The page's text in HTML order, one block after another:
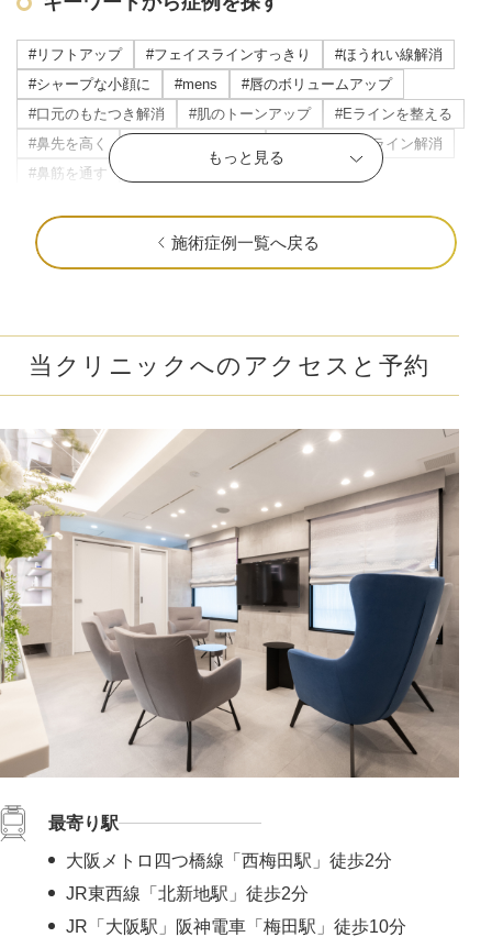
#リフトアップ #フェイスラインすっきり
#ほうれい線解消
#シャープな小顔に
#mens
#唇のボリュームアップ
#口元のもたつき解消
#肌のトーンアップ
#Eラインを整える
#鼻先を高く
#マリオネットライン解消
#鼻筋を通す
#ニキビ・ニキビ跡改善
#立体感のあるお顔に
#おでこを丸く
#顎を前に出す
#輪郭の凹凸を解消
#毛穴解消
#下膨れ解消
#忘れ鼻に
#お顔の引き締め
#シワの固定化を予防
#ハリ・ツヤ
#唇の縦ジワ解消
#人中短縮
#鼻を高く
#肝斑解消
#自然な二重幅 #梅干しジワ解消
#くすみ改善
#シミ解消
#表情ジワ解消 #鼻柱を下げる
#鼻先を細く
#肌の赤みを解消
#皮脂トラブル改善
#凹凸のないなめらかな肌に
#肌ツヤアップ #美白
#鼻唇角
#優しい目元
#ぷっくり涙袋
#四角い輪郭をすっきり
#頬コケをふっくら
#おでこのシワ解消
#鼻先の丸み解消
#おでこの横ジワ解消
#他の施術と併用可
#肌の鎮静
#くっきりした目元
#ニキビ跡改善
#笑いジワ解消
#目の距離を近づける
#蒙古襞解消
#目力アップ
#二重ラインをくっきり
#おじぎ鼻改善
#色素沈着改善
#ニキビ改善 #赤ら顔を解消
#酒さ改善
#首のたるみ解消
#おちょぼ口解消
#下ぶくれ解消
#お顔の赤み解消
#口元のシワ解消
#目を大きく見せる
#色素沈着を改善
#顎下のたるみ解消
もっと見る
施術症例一覧へ戻る
当クリニックへのアクセスと予約
最寄り駅
大阪メトロ四つ橋線「西梅田駅」徒歩2分
JR東西線「北新地駅」徒歩2分
JR「大阪駅」阪神電車「梅田駅」徒歩10分